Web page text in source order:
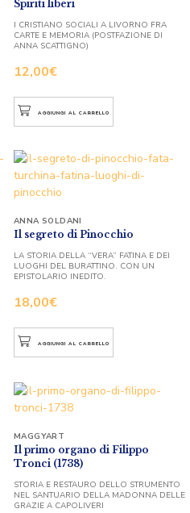
Spiriti liberi
12,00€
I CRISTIANO SOCIALI A LIVORNO FRA
CARTE E MEMORIA (POSTFAZIONE DI
ANNA SCATTIGNO)
AGGIUNGI AL CARRELLO
Il segreto di Pinocchio
18,00€
ANNA SOLDANI
LA STORIA DELLA “VERA” FATINA E DEI
LUOGHI DEL BURATTINO. CON UN
EPISTOLARIO INEDITO.
AGGIUNGI AL CARRELLO
Il primo organo di Filippo
Tronci (1738)
MAGGYART
STORIA E RESTAURO DELLO STRUMENTO
NEL SANTUARIO DELLA MADONNA DELLE
GRAZIE A CAPOLIVERI